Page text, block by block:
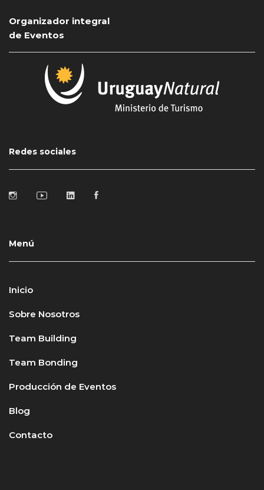
Organizador integral
de Eventos
Redes sociales
Menú
Inicio
Sobre Nosotros
Team Building
Team Bonding
Producción de Eventos
Blog
Contacto